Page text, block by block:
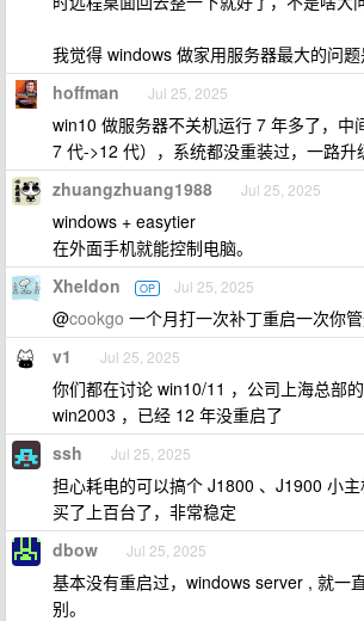
我觉得 windows 做家用服务器最大的问题
hoffman Jul 25, 2025
win10 做服务器不关机运行 7 年多了，中
7 代->12 代），系统都没重装过，一路升
zhuangzhuang1988 Jul 25, 2025
windows + easytier
在外面手机就能控制电脑。
Xheldon OP Jul 25, 2025
@cookgo 一个月打一次补丁重启一次你管
v1 Jul 25, 2025
你们都在讨论 win10/11 ，公司上海总部
win2003 ，已经 12 年没重启了
ssh Jul 25, 2025
担心耗电的可以搞个 J1800 、J1900 小主
买了上百台了，非常稳定
dbow Jul 25, 2025
基本没有重启过，windows server , 就一
别。